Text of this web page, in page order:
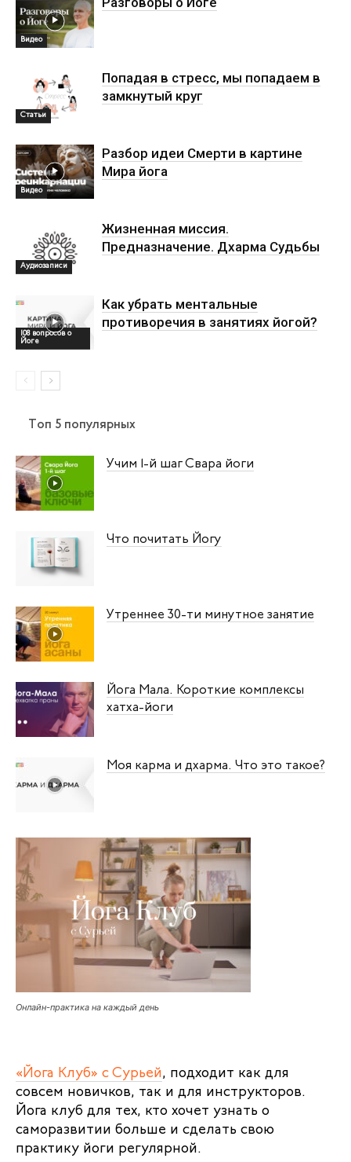
Видео
Статьи
Попадая в стресс, мы попадаем в
замкнутый круг
Видео
Разбор идеи Смерти в картине
Мира йога
Аудиозаписи
Жизненная миссия.
Предназначение. Дхарма Судьбы
108 вопросов о
Йоге
Как убрать ментальные
противоречия в занятиях йогой?
Топ 5 популярных
Учим 1‑й шаг Свара йоги
Что почитать Йогу
Утреннее 30-ти минутное занятие
Йога Мала. Короткие комплексы
хатха-йоги
Моя карма и дхарма. Что это такое?
Онлайн-практика на каждый день
«Йога Клуб» с Сурьей, подходит как для
совсем новичков, так и для инструкторов.
Йога клуб для тех, кто хочет узнать о
саморазвитии больше и сделать свою
практику йоги регулярной.